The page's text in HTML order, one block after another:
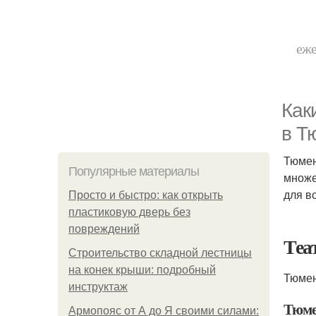
в
Популярные материалы
Просто и быстро: как открыть
пластиковую дверь без
повреждений
Строительство складной лестницы
на конек крыши: подробный
инструктаж
Армопояс от А до Я своими силами:
для